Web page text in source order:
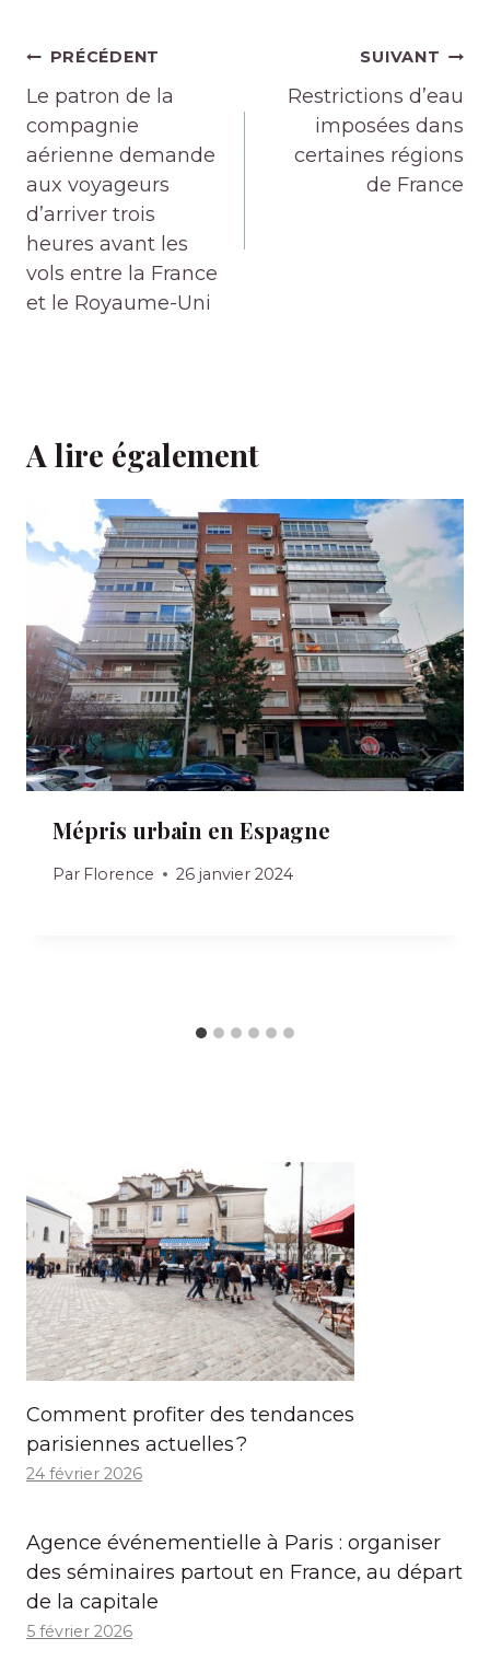
Navigation
de
l’article
PRÉCÉDENT
Le patron de la
compagnie
aérienne demande
aux voyageurs
d’arriver trois
heures avant les
vols entre la France
et le Royaume-Uni
SUIVANT
Restrictions d’eau
imposées dans
certaines régions
de France
A lire également
Mépris urbain en Espagne
Par Florence 26 janvier 2024
Comment profiter des tendances
parisiennes actuelles ?
24 février 2026
Agence événementielle à Paris : organiser
des séminaires partout en France, au départ
de la capitale
5 février 2026